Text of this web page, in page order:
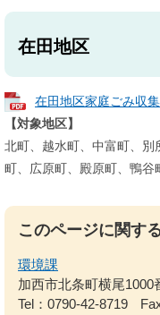
在田地区
在田地区家庭ごみ収
【対象地区】
北町、越水町、中富町、別
町、広原町、殿原町、鴨谷
このページに関す
環境課
加西市北条町横尾
Tel：0790-42-8719